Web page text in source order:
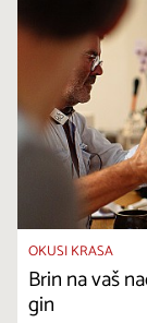
OKUSI KRASA
Brin na vaš
gin